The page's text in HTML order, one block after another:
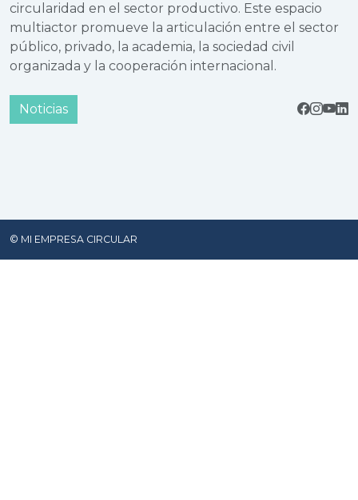
circularidad en el sector productivo. Este espacio
multiactor promueve la articulación entre el sector
público, privado, la academia, la sociedad civil
organizada y la cooperación internacional.
Noticias
© MI EMPRESA CIRCULAR